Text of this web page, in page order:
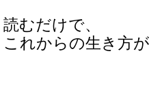
読むだけで、
これからの生き方